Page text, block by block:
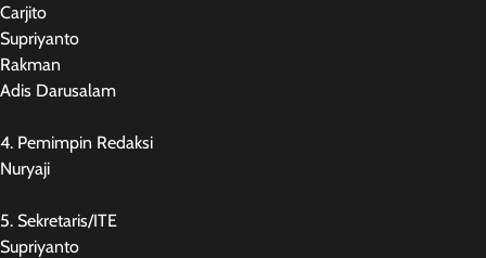
Carjito
Supriyanto
Rakman
Adis Darusalam
4. Pemimpin Redaksi
Nuryaji
5. Sekretaris/ITE
Supriyanto